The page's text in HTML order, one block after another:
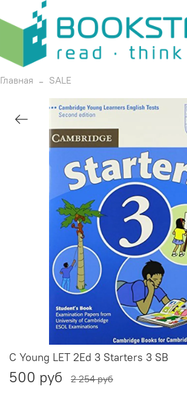
Главная SALE
C Young LET 2Ed 3 Starters 3 SB
500 руб 2 254 руб